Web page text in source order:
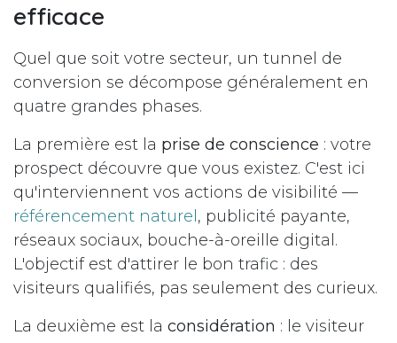
efficace
Quel que soit votre secteur, un tunnel de
conversion se décompose généralement en
quatre grandes phases.
La première est la prise de conscience : votre
prospect découvre que vous existez. C'est ici
qu'interviennent vos actions de visibilité —
référencement naturel , publicité payante,
réseaux sociaux, bouche-à-oreille digital.
L'objectif est d'attirer le bon trafic : des
visiteurs qualifiés, pas seulement des curieux.
La deuxième est la considération : le visiteur